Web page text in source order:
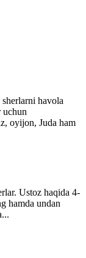
havola
uchun
oyijon, Juda ham
Ustoz haqida 4-
hamda undan